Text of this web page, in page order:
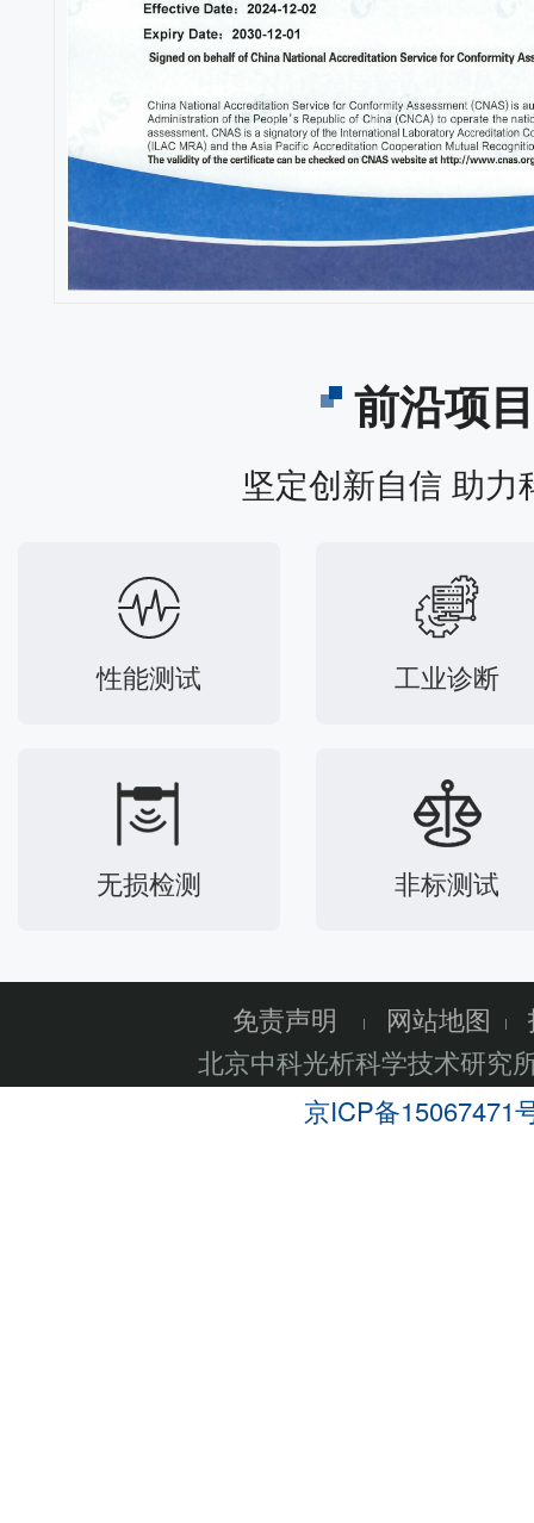
前沿项目
坚定创新自信 助力
性能测试 工业诊断
无损检测 非标测试
免责声明 网站地图
北京中科光析科学技术研究
京ICP备15067471